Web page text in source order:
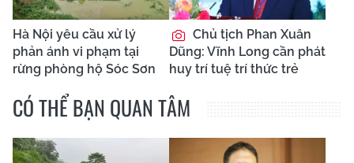
Hà Nội yêu cầu xử lý
phản ánh vi phạm tại
rừng phòng hộ Sóc Sơn
Chủ tịch Phan Xuân
Dũng: Vĩnh Long cần phát
huy trí tuệ trí thức trẻ
CÓ THỂ BẠN QUAN TÂM